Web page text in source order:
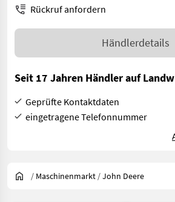
Rückruf anfordern
Händlerdetails
Seit 17 Jahren Händler auf
Geprüfte Kontaktdaten
eingetragene Telefonnummer
/ Maschinenmarkt /John Deere